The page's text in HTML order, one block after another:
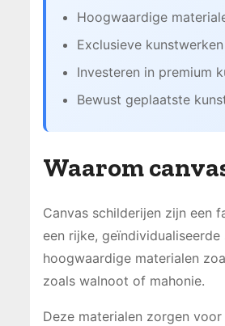
Hoogwaardige
Exclusieve
Investeren in premium
Bewust geplaatste
Waarom
Canvas schilderijen zijn een
een rijke,
hoogwaardige materialen
zoals walnoot of mahonie.
Deze materialen zorgen